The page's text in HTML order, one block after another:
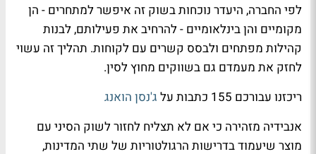
לפי החברה, היעדר נוכחות בשוק זה איפשר למתחרים - הן
מקומיים והן בינלאומיים - להרחיב את פעילותם, לבנות
קהילות מפתחים ולבסס קשרים עם לקוחות. תהליך זה עשוי
לחזק את מעמדם גם בשווקים מחוץ לסין.
ריכזנו עבורכם 155 כתבות על
ג'נסן הואנג
אנבידיה מזהירה כי אם לא תצליח לחזור לשוק הסיני עם
מוצר שיעמוד בדרישות הרגולטוריות של שתי המדינות,